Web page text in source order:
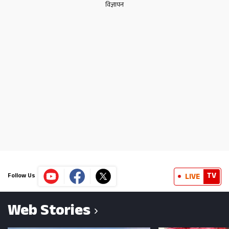
Follow Us LIVE TV
Web Stories